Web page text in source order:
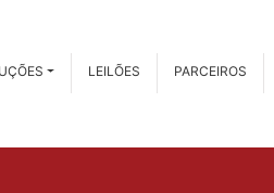
LEILÕES PARCEIROS